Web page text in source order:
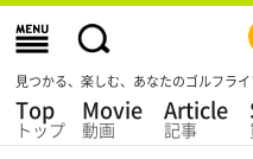
見つかる、楽しむ、あなたのゴルフライ
Top
トップ
Movie
動画
Article
記事